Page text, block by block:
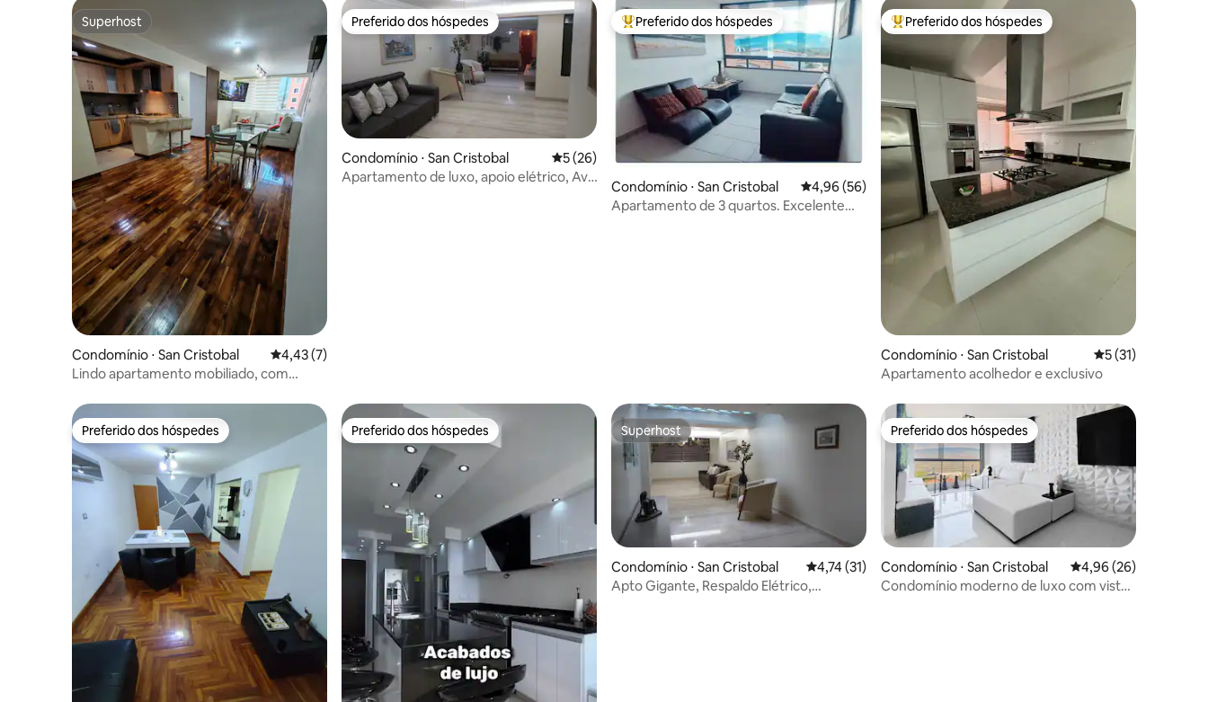
Superhost
Superhost
Condomínio ⋅ San Cristobal 4,43 de uma avaliação média de 5, 7 avaliações
4,43 (7)
Lindo apartamento mobiliado, com
Preferido dos hóspedes
Preferido dos hóspedes
Condomínio ⋅ San Cristobal 5 de uma avaliação média de 5, 26 avaliações
5 (26)
Apartamento de luxo, apoio elétrico, Av.
Entre os melhores preferidos dos hóspedes
Preferido dos hóspedes
Condomínio ⋅ San Cristobal 4,96 de uma avaliação média de 5, 56 avaliações
4,96 (56)
Apartamento de 3 quartos. Excelente
Entre os melhores preferidos dos hóspedes
Preferido dos hóspedes
Condomínio ⋅ San Cristobal 5 de uma
5 (31)
Apartamento acolhedor e exclusivo
Preferido dos hóspedes
Preferido dos hóspedes Preferido dos hóspedes
Preferido dos hóspedes Superhost
Superhost
Condomínio ⋅ San Cristobal 4,74 de uma avaliação média de 5, 31 avaliações
4,74 (31)
Apto Gigante, Respaldo Elétrico,
Preferido dos hóspedes
Preferido dos hóspedes
Condomínio ⋅ San Cristobal 4,96 de uma
4,96 (26)
Condomínio moderno de luxo com vista